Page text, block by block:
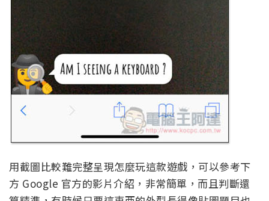
用截圖比較難完整呈現怎麼玩這款遊戲，可以參考下
方 Google 官方的影片介紹，非常簡單，而且判斷還